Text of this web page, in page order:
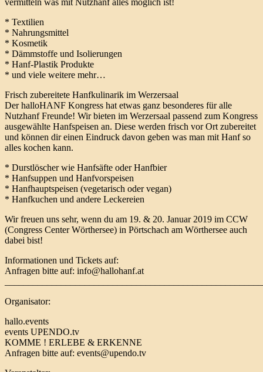
vermitteln was mit Nutzhanf alles möglich ist!
* Textilien
* Nahrungsmittel
* Kosmetik
* Dämmstoffe und Isolierungen
* Hanf-Plastik Produkte
* und viele weitere mehr…
Frisch zubereitete Hanfkulinarik im Werzersaal
Der halloHANF Kongress hat etwas ganz besonderes für alle
Nutzhanf Freunde! Wir bieten im Werzersaal passend zum Kongress
ausgewählte Hanfspeisen an. Diese werden frisch vor Ort zubereitet
und können dir einen Eindruck davon geben was man mit Hanf so
alles kochen kann.
* Durstlöscher wie Hanfsäfte oder Hanfbier
* Hanfsuppen und Hanfvorspeisen
* Hanfhauptspeisen (vegetarisch oder vegan)
* Hanfkuchen und andere Leckereien
Wir freuen uns sehr, wenn du am 19. & 20. Januar 2019 im CCW
(Congress Center Wörthersee) in Pörtschach am Wörthersee auch
dabei bist!
Informationen und Tickets auf:
Anfragen bitte auf: info@hallohanf.at
Organisator:
hallo.events
events UPENDO.tv
KOMME ! ERLEBE & ERKENNE
Anfragen bitte auf: events@upendo.tv